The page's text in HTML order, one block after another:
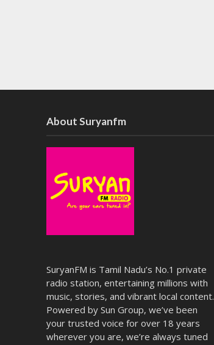
About Suryanfm
SuryanFM is Tamil Nadu’s No.1 private
radio station, entertaining millions with
music, stories, and vibrant local content.
Powered by Sun Group, we’ve been
your trusted voice for over 18 years
wherever you are, we’re always tuned